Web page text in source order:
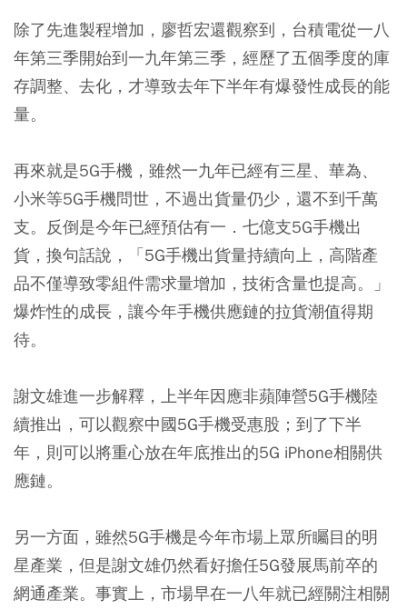
除了先進製程增加，廖哲宏還觀察到，台積電從一八
年第三季開始到一九年第三季，經歷了五個季度的庫
存調整、去化，才導致去年下半年有爆發性成長的能
量。
再來就是5G手機，雖然一九年已經有三星、華為、
小米等5G手機問世，不過出貨量仍少，還不到千萬
支。反倒是今年已經預估有一．七億支5G手機出
貨，換句話說，「5G手機出貨量持續向上，高階產
品不僅導致零組件需求量增加，技術含量也提高。」
爆炸性的成長，讓今年手機供應鏈的拉貨潮值得期
待。
謝文雄進一步解釋，上半年因應非蘋陣營5G手機陸
續推出，可以觀察中國5G手機受惠股；到了下半
年，則可以將重心放在年底推出的5G iPhone相關供
應鏈。
另一方面，雖然5G手機是今年市場上眾所矚目的明
星產業，但是謝文雄仍然看好擔任5G發展馬前卒的
網通產業。事實上，市場早在一八年就已經關注相關